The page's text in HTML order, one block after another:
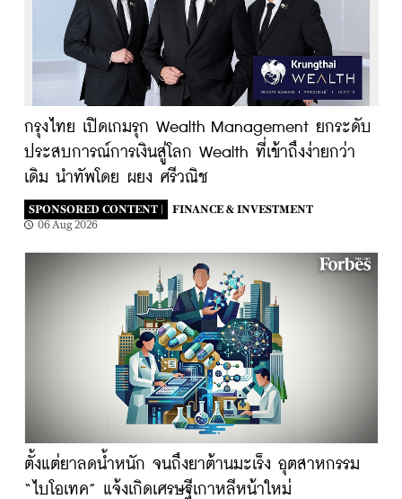
กรุงไทย เปิดเกมรุก Wealth Management ยกระดับ
ประสบการณ์การเงินสู่โลก Wealth ที่เข้าถึงง่ายกว่า
เดิม นำทัพโดย ผยง ศรีวณิช
SPONSORED CONTENT |
FINANCE & INVESTMENT
06 Aug 2026
ตั้งแต่ยาลดน้ำหนัก จนถึงยาต้านมะเร็ง อุตสาหกรรม
“ไบโอเทค” แจ้งเกิดเศรษฐีเกาหลีหน้าใหม่